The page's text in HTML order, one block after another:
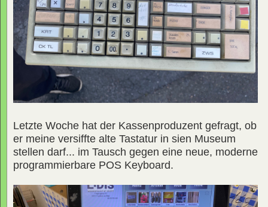
Letzte Woche hat der Kassenproduzent gefragt, ob
er meine versiffte alte Tastatur in sien Museum
stellen darf... im Tausch gegen eine neue, moderne
programmierbare POS Keyboard.